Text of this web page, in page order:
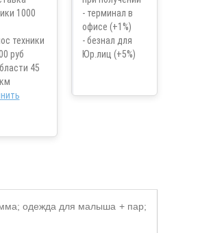
1000
техники
руб
45
- терминал в
офисе (+1%)
- безнал для
Юр.лиц (+5%)
одежда для малыша + пар;